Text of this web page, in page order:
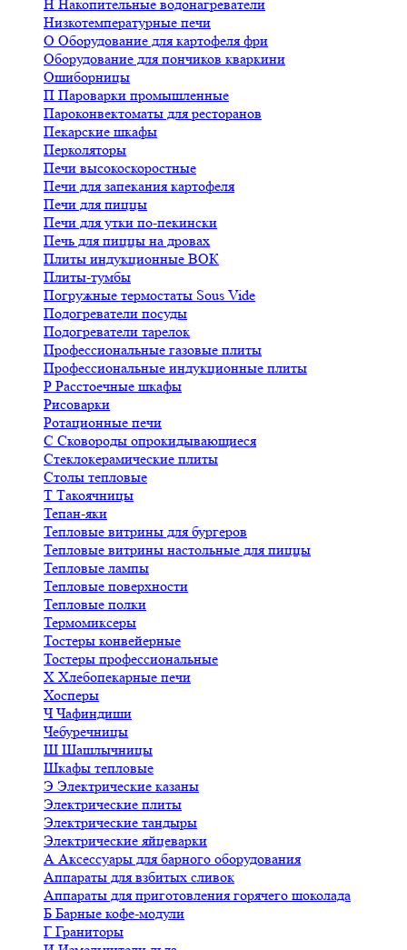
Н Накопительные водонагреватели
Низкотемпературные печи
О Оборудование для картофеля фри
Оборудование для пончиков кваркини
Ошиборницы
П Пароварки промышленные
Пароконвектоматы для ресторанов
Пекарские шкафы
Перколяторы
Печи высокоскоростные
Печи для запекания картофеля
Печи для пиццы
Печи для утки по-пекински
Печь для пиццы на дровах
Плиты индукционные ВОК
Плиты-тумбы
Погружные термостаты Sous Vide
Подогреватели посуды
Подогреватели тарелок
Профессиональные газовые плиты
Профессиональные индукционные плиты
Р Расстоечные шкафы
Рисоварки
Ротационные печи
С Сковороды опрокидывающиеся
Стеклокерамические плиты
Столы тепловые
Т Такоячницы
Тепан-яки
Тепловые витрины для бургеров
Тепловые витрины настольные для пиццы
Тепловые лампы
Тепловые поверхности
Тепловые полки
Термомиксеры
Тостеры конвейерные
Тостеры профессиональные
Х Хлебопекарные печи
Хосперы
ЧЧафиндиши
Чебуречницы
Ш Шашлычницы
Шкафы тепловые
Э Электрические казаны
Электрические плиты
Электрические тандыры
Электрические яйцеварки
А Аксессуары для барного оборудования
Аппараты для взбитых сливок
Аппараты для приготовления горячего шоколада
Б Барные кофе-модули
Г Граниторы